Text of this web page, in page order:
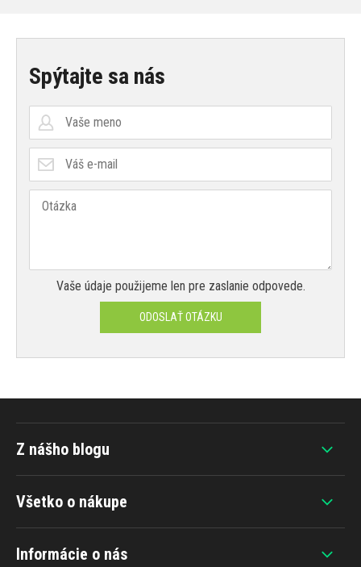
Spýtajte sa nás
Vaše údaje použijeme len pre zaslanie odpovede.
ODOSLAŤ OTÁZKU
Všetko o nákupe
Informácie o nás
Z nášho blogu